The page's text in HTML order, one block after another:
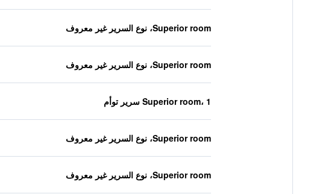
Superior room، نوع السرير غير معروف
Superior room، نوع السرير غير معروف
Superior room، 1 سرير توأم
Superior room، نوع السرير غير معروف
Superior room، نوع السرير غير معروف